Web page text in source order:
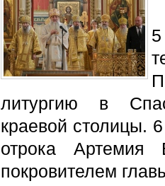
литургию в
краевой столицы.
отрока Артемия
покровителем